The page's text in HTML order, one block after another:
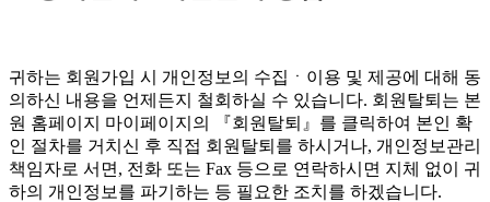
귀하는 회원가입 시 개인정보의 수집ㆍ이용 및 제공에 대해 동
의하신 내용을 언제든지 철회하실 수 있습니다. 회원탈퇴는 본
원 홈페이지 마이페이지의 『회원탈퇴』를 클릭하여 본인 확
인 절차를 거치신 후 직접 회원탈퇴를 하시거나, 개인정보관리
책임자로 서면, 전화 또는 Fax 등으로 연락하시면 지체 없이 귀
하의 개인정보를 파기하는 등 필요한 조치를 하겠습니다.